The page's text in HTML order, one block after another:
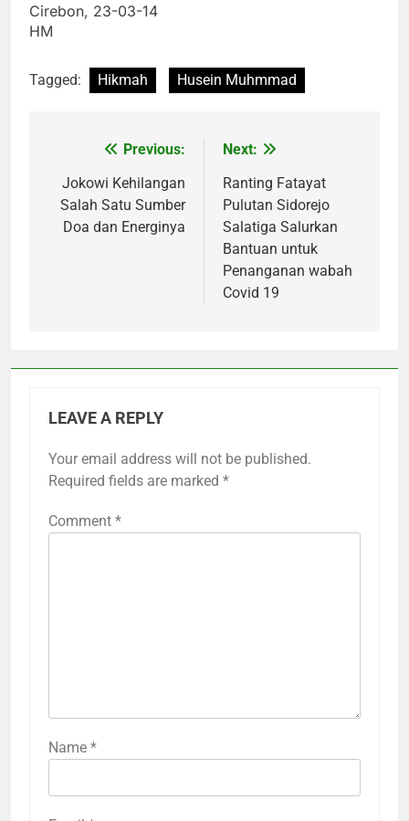
Cirebon, 23-03-14
HM
Tagged: Hikmah Husein Muhmmad
navigation
Previous:
Jokowi Kehilangan
Salah Satu Sumber
Doa dan Energinya
Next:
Ranting Fatayat
Pulutan Sidorejo
Salatiga Salurkan
Bantuan untuk
Penanganan wabah
Covid 19
LEAVE A REPLY
Your email address will not be published.
Required fields are marked *
Comment *
Name *